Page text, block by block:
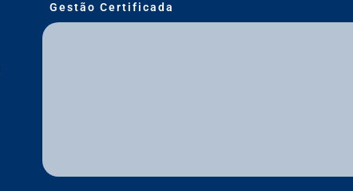
Gestão Certificada